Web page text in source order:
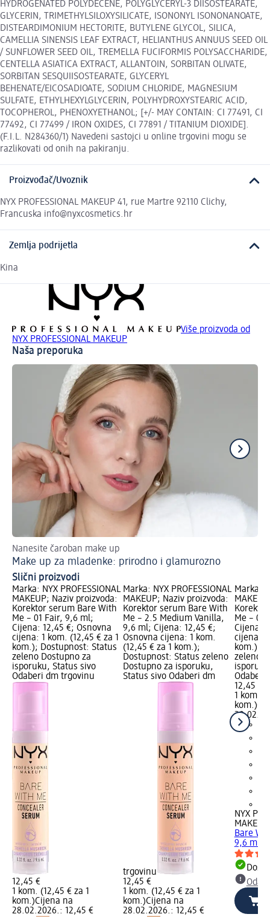
HYDROGENATED POLYDECENE, POLYGLYCERYL-3 DIISOSTEARATE,
GLYCERIN, TRIMETHYLSILOXYSILICATE, ISONONYL ISONONANOATE,
DISTEARDIMONIUM HECTORITE, BUTYLENE GLYCOL, SILICA,
CAMELLIA SINENSIS LEAF EXTRACT, HELIANTHUS ANNUUS SEED OIL
/ SUNFLOWER SEED OIL, TREMELLA FUCIFORMIS POLYSACCHARIDE,
CENTELLA ASIATICA EXTRACT, ALLANTOIN, SORBITAN OLIVATE,
SORBITAN SESQUIISOSTEARATE, GLYCERYL
BEHENATE/EICOSADIOATE, SODIUM CHLORIDE, MAGNESIUM
SULFATE, ETHYLHEXYLGLYCERIN, POLYHYDROXYSTEARIC ACID,
TOCOPHEROL, PHENOXYETHANOL; [+/- MAY CONTAIN: CI 77491, CI
77492, CI 77499 / IRON OXIDES, CI 77891 / TITANIUM DIOXIDE].
(F.I.L. N284360/1) Navedeni sastojci u online trgovini mogu se
razlikovati od onih na pakiranju.
Proizvođač/Uvoznik
NYX PROFESSIONAL MAKEUP 41, rue Martre 92110 Clichy,
Francuska info@nyxcosmetics.hr
Zemlja podrijetla
Kina
Više proizvoda od
NYX PROFESSIONAL MAKEUP
Naša preporuka
Nanesite čaroban make up
Make up za mladenke: prirodno i glamurozno
Slični proizvodi
Marka: NYX PROFESSIONAL
MAKEUP; Naziv proizvoda:
Korektor serum Bare With
Me – 01 Fair, 9,6 ml;
Cijena: 12,45 €; Osnovna
cijena: 1 kom. (12,45 € za 1
kom.); Dostupnost: Status
zeleno Dostupno za
isporuku, Status sivo
Odaberi dm trgovinu
12,45 €
1 kom. (12,45 € za 1
kom.)Cijena na
28.02.2026.: 12,45 €
Marka: NYX PROFESSIONAL
MAKEUP; Naziv proizvoda:
Korektor serum Bare With
Me – 2.5 Medium Vanilla,
9,6 ml; Cijena: 12,45 €;
Osnovna cijena: 1 kom.
(12,45 € za 1 kom.);
Dostupnost: Status zeleno
Dostupno za isporuku,
Status sivo Odaberi dm
trgovinu
12,45 €
1 kom. (12,45 € za 1
kom.)Cijena na
28.02.2026.: 12,45 €
Marka:
Me – 04
Cijena:
cijena: 1
kom.);
zeleno
Odaberi
12,45 €
1 kom.
kom.)
NYX
MAKEUP
Bare
9,6 ml